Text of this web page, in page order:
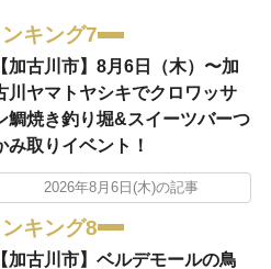
キング7
【加古川市】8月6日（木）〜加
川ヤマトヤシキでクロワッサ
鯛焼き釣り堀&スイーツバーつ
み取りイベント！
2026年8月6日(木)の記事
キング8
【加古川市】ベルデモールの鳥